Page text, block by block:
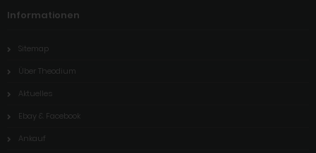
Informationen
Sitemap
Über Theodium
Aktuelles
Ebay & Facebook
Ankauf